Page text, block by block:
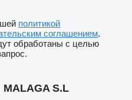
политикой
соглашением.
обработаны с целью
S.L